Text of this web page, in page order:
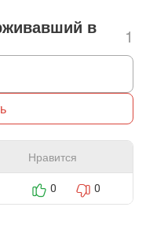
в
1
Нравится
0 0